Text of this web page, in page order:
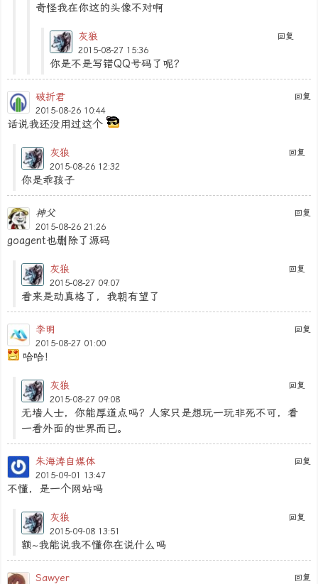
奇怪我在你这的头像不对啊
回复
灰狼
2015-08-27 15:36
你是不是写错QQ号码了呢？
回复
破折君
2015-08-26 10:44
话说我还没用过这个
回复
灰狼
2015-08-26 12:32
你是乖孩子
回复
神父
2015-08-26 21:26
goagent也删除了源码
回复
灰狼
2015-08-27 09:07
看来是动真格了，我朝有望了
回复
李明
2015-08-27 01:00
哈哈！
回复
灰狼
2015-08-27 09:08
无墙人士，你能厚道点吗？人家只是想玩一玩非死不可，看
一看外面的世界而已。
回复
朱海涛自媒体
2015-09-01 13:47
不懂，是一个网站吗
回复
灰狼
2015-09-08 13:51
额~我能说我不懂你在说什么吗
回复
Sawyer